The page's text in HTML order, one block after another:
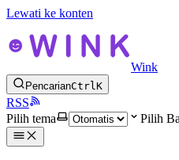
Lewati ke konten
Wink
PencarianCtrlK
RSS
Pilih tema
Pilih